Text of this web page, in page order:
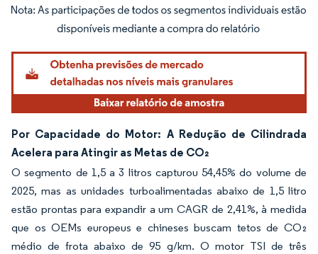
Imagem © Mordor Intelligence. O reuso requer atribuição conforme CC BY 4.0.
Por Capacidade do Motor: A Redução de Cilindrada
Acelera para Atingir as Metas de CO₂
O segmento de 1,5 a 3 litros capturou 54,45% do volume de
2025, mas as unidades turboalimentadas abaixo de 1,5 litro
estão prontas para expandir a um CAGR de 2,41%, à medida
que os OEMs europeus e chineses buscam tetos de CO₂
médio de frota abaixo de 95 g/km. O motor TSI de três